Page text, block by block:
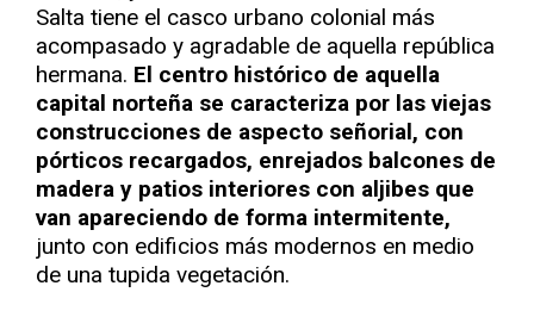
Salta tiene el casco urbano colonial más
acompasado y agradable de aquella república
hermana. El centro histórico de aquella
capital norteña se caracteriza por las viejas
construcciones de aspecto señorial, con
pórticos recargados, enrejados balcones de
madera y patios interiores con aljibes que
van apareciendo de forma intermitente,
junto con edificios más modernos en medio
de una tupida vegetación.